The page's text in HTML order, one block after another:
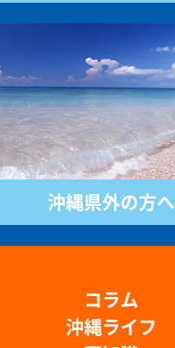
沖縄県外の方へ
コラム
沖縄ライフ